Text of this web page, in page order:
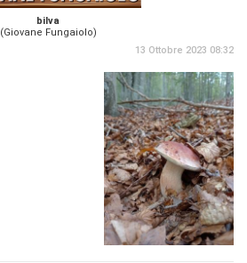
bilva
(Giovane Fungaiolo)
13 Ottobre 2023 08:32